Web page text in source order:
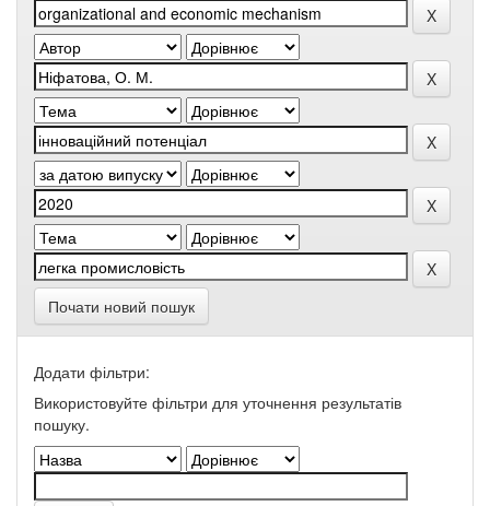
Почати новий пошук
Додати фільтри:
Використовуйте фільтри для уточнення результатів
пошуку.